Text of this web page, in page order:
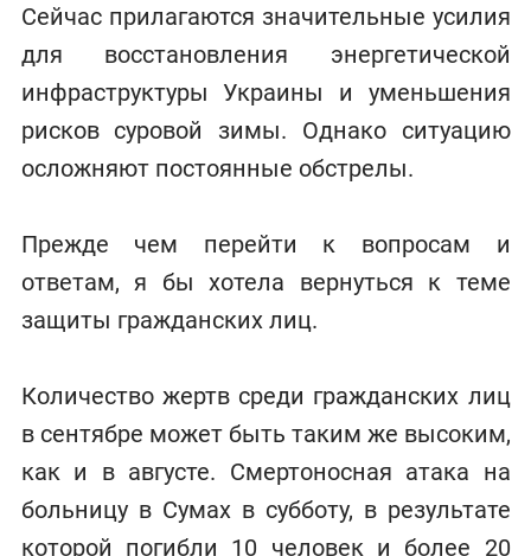
Сейчас прилагаются значительные усилия
для восстановления энергетической
инфраструктуры Украины и уменьшения
рисков суровой зимы. Однако ситуацию
осложняют постоянные обстрелы.
Прежде чем перейти к вопросам и
ответам, я бы хотела вернуться к теме
защиты гражданских лиц.
Количество жертв среди гражданских лиц
в сентябре может быть таким же высоким,
как и в августе. Смертоносная атака на
больницу в Сумах в субботу, в результате
которой погибли 10 человек и более 20